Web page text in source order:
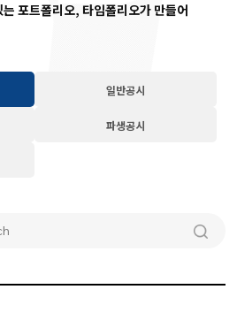
포트폴리오, 타임폴리오가 만들어
일반공시
파생공시